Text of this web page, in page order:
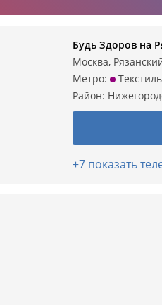
Будь Здоров на
Москва,
Метро:
Район:
+7 показать